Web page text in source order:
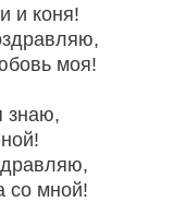
и коня!
моя!
знаю,
со мной!